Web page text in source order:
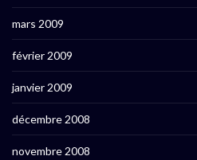
mars 2009
février 2009
janvier 2009
décembre 2008
novembre 2008